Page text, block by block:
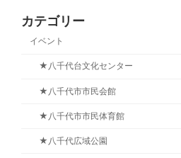
カテゴリー
イベント
★八千代台文化センター
★八千代市市民会館
★八千代市市民体育館
★八千代広域公園